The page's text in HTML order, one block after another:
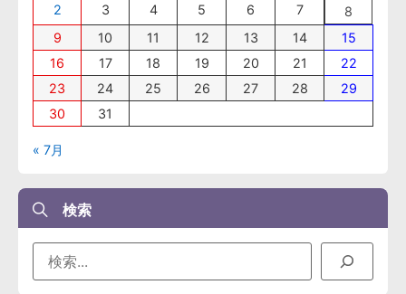
2
3 4 5 6 7
8
9
10 11 12 13 14
15
16
17 18 19 20 21
22
23
24 25 26 27 28
29
30
31
« 7月
検索